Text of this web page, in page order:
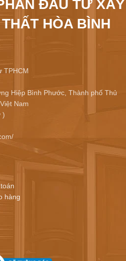
ĐẦU TƯ XÂY
HÒA BÌNH
TPHCM
Hiệp Bình Phước, Thành phố Thủ
Nam
)
hàng